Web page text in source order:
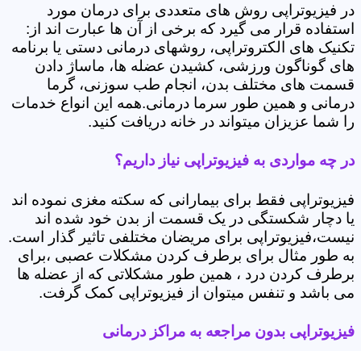
در فیزیوتراپی روش های متعددی برای درمان مورد
استفاده قرار می گیرد که برخی از آن ها عبارت اند از:
تکنیک های الکتروتراپی، روشهای درمانی دستی یا برنامه
های گوناگون ورزشی، کشیدن عضله ها، ماساژ دادن
قسمت های مختلف بدن، انجام طب سوزنی، گرما
درمانی و همین طور سرما درمانی.همه این انواع خدمات
را شما عزیزان میتواند در خانه دریافت کنید.
در چه مواردی به فیزیوتراپی نیاز داریم؟
فیزیوتراپی فقط برای بیمارانی که سکته مغزی نموده اند
یا دچار شکستگی در یک قسمت از بدن خود شده اند
نیست،فیزیوتراپی برای مریضان مختلفی تاثیر گذار است.
به طور مثال برای برطرف کردن مشکلات عصبی ،برای
برطرف کردن درد ، همین طور مشکلاتی که از عضله ها
می باشد و تنفس میتوان از فیزیوتراپی کمک گرفت.
فیزیوتراپی بدون مراجعه به مراکز درمانی